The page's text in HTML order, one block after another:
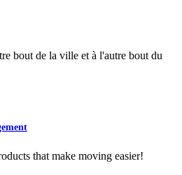
bout de la ville et à l'autre bout du
that make moving easier!